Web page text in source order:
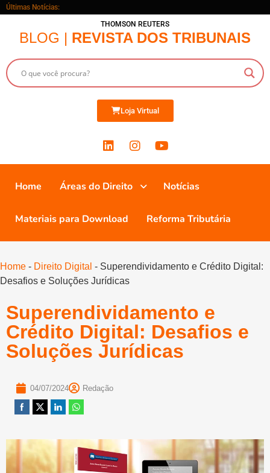
Últimas Notícias:
THOMSON REUTERS
BLOG | REVISTA DOS TRIBUNAIS
Loja Virtual
Home Áreas do Direito Notícias
Materiais para Download Reforma Tributária
Home - Direito Digital - Superendividamento e Crédito Digital:
Desafios e Soluções Jurídicas
Superendividamento e
Crédito Digital: Desafios e
Soluções Jurídicas
04/07/2024 Redação